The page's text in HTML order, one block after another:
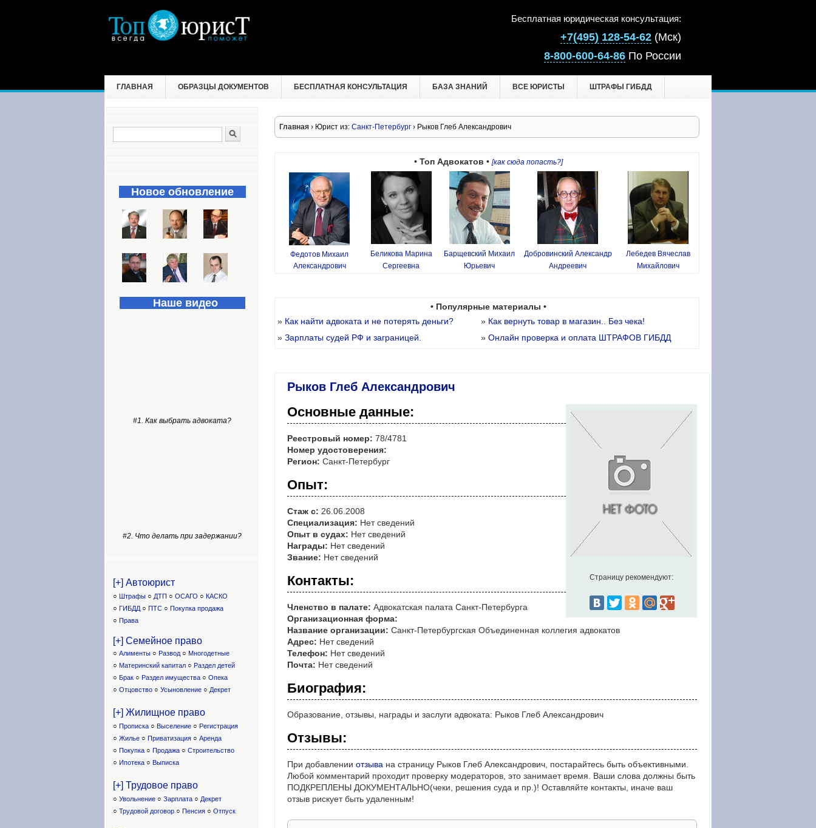
Бесплатная юридическая консультация:
+7(495) 128-54-62 (Мск)
8-800-600-64-86 По России
ГЛАВНАЯ ОБРАЗЦЫ ДОКУМЕНТОВ БЕСПЛАТНАЯ КОНСУЛЬТАЦИЯ БАЗА ЗНАНИЙ ВСЕ ЮРИСТЫ ШТРАФЫ ГИБДД
Главная › Юрист из: Санкт-Петербург › Рыков Глеб Александрович
• Топ Адвокатов • [как сюда попасть?]
Федотов Михаил
Александрович
Беликова Марина
Сергеевна
Барщевский Михаил
Юрьевич
Добровинский Александр
Андреевич
Лебедев Вячеслав
Михайлович
• Популярные материалы •
» Как найти адвоката и не потерять деньги? » Как вернуть товар в магазин.. Без чека!
» Зарплаты судей РФ и заграницей. » Онлайн проверка и оплата ШТРАФОВ ГИБДД
Рыков Глеб Александрович
Страницу рекомендуют:
Основные данные:
Реестровый номер: 78/4781
Номер удостоверения:
Регион: Санкт-Петербург
Опыт:
Стаж с: 26.06.2008
Специализация: Нет сведений
Опыт в судах: Нет сведений
Награды: Нет сведений
Звание: Нет сведений
Контакты:
Членство в палате: Адвокатская палата Санкт-Петербурга
Организационная форма:
Название организации: Санкт-Петербургская Объединенная коллегия адвокатов
Адрес: Нет сведений
Телефон: Нет сведений
Почта: Нет сведений
Биография:
Образование, отзывы, награды и заслуги адвоката: Рыков Глеб Александрович
Отзывы:
При добавлении отзыва на страницу Рыков Глеб Александрович, постарайтесь быть объективными.
Любой комментарий проходит проверку модераторов, это занимает время. Ваши слова должны быть
ПОДКРЕПЛЕНЫ ДОКУМЕНТАЛЬНО(чеки, решения суда и пр.)! Оставляйте контакты, иначе ваш
отзыв рискует быть удаленным!
Форма поиска
Новое обновление
Наше видео
#1. Как выбрать адвоката?
#2. Что делать при задержании?
[+] Автоюрист
○ Штрафы ○ ДТП ○ ОСАГО ○ КАСКО
○ ГИБДД ○ ПТС ○ Покупка продажа
○ Права
[+] Семейное право
○ Алименты ○ Развод ○ Многодетные
○ Материнский капитал ○ Раздел детей
○ Брак ○ Раздел имущества ○ Опека
○ Отцовство ○ Усыновление ○ Декрет
[+] Жилищное право
○ Прописка ○ Выселение ○ Регистрация
○ Жилье ○ Приватизация ○ Аренда
○ Покупка ○ Продажа ○ Строительство
○ Ипотека ○ Выписка
[+] Трудовое право
○ Увольнение ○ Зарплата ○ Декрет
○ Трудовой договор ○ Пенсия ○ Отпуск